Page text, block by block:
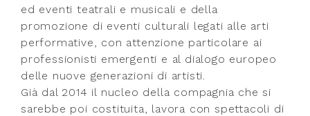
ed eventi teatrali e musicali e della
promozione di eventi culturali legati alle arti
performative, con attenzione particolare ai
professionisti emergenti e al dialogo europeo
delle nuove generazioni di artisti.
Già dal 2014 il nucleo della compagnia che si
sarebbe poi costituita, lavora con spettacoli di